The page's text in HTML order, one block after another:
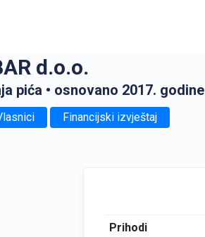
d.o.o.
pića • osnovano 2017. godine
Financijski izvještaj
Prihodi